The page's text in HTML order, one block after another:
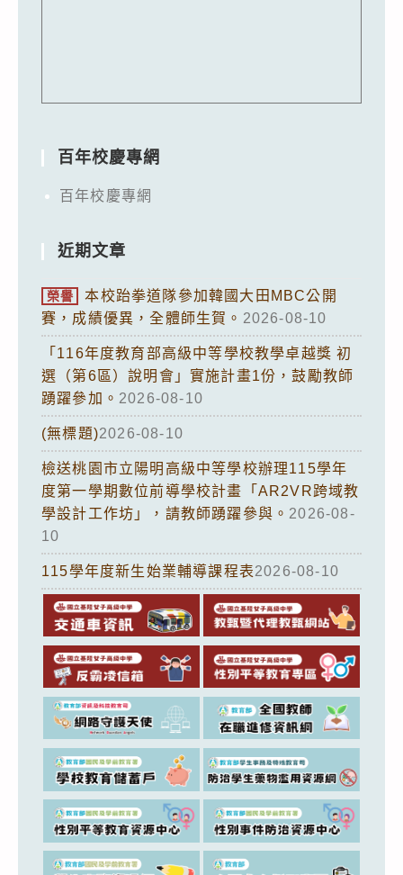
百年校慶專網
百年校慶專網
近期文章
榮譽
本校跆拳道隊參加韓國大田MBC公開
賽，成績優異，全體師生賀。 2026-08-10
「116年度教育部高級中等學校教學卓越獎 初
選（第6區）說明會」實施計畫1份，鼓勵教師
踴躍參加。 2026-08-10
(無標題)2026-08-10
檢送桃園市立陽明高級中等學校辦理115學年
度第一學期數位前導學校計畫「AR2VR跨域教
學設計工作坊」，請教師踴躍參與。 2026-08-
10
115學年度新生始業輔導課程表2026-08-10